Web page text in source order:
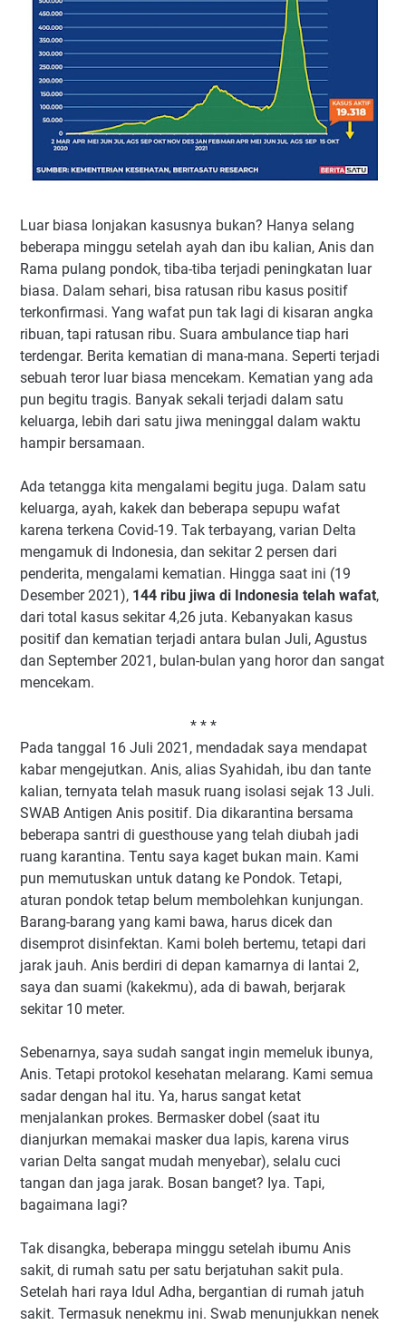
Luar biasa lonjakan kasusnya bukan? Hanya selang
beberapa minggu setelah ayah dan ibu kalian, Anis dan
Rama pulang pondok, tiba-tiba terjadi peningkatan luar
biasa. Dalam sehari, bisa ratusan ribu kasus positif
terkonfirmasi. Yang wafat pun tak lagi di kisaran angka
ribuan, tapi ratusan ribu. Suara ambulance tiap hari
terdengar. Berita kematian di mana-mana. Seperti terjadi
sebuah teror luar biasa mencekam. Kematian yang ada
pun begitu tragis. Banyak sekali terjadi dalam satu
keluarga, lebih dari satu jiwa meninggal dalam waktu
hampir bersamaan.
Ada tetangga kita mengalami begitu juga. Dalam satu
keluarga, ayah, kakek dan beberapa sepupu wafat
karena terkena Covid-19. Tak terbayang, varian Delta
mengamuk di Indonesia, dan sekitar 2 persen dari
penderita, mengalami kematian. Hingga saat ini (19
Desember 2021), 144 ribu jiwa di Indonesia telah wafat,
dari total kasus sekitar 4,26 juta. Kebanyakan kasus
positif dan kematian terjadi antara bulan Juli, Agustus
dan September 2021, bulan-bulan yang horor dan sangat
mencekam.
* * *
Pada tanggal 16 Juli 2021, mendadak saya mendapat
kabar mengejutkan. Anis, alias Syahidah, ibu dan tante
kalian, ternyata telah masuk ruang isolasi sejak 13 Juli.
SWAB Antigen Anis positif. Dia dikarantina bersama
beberapa santri di guesthouse yang telah diubah jadi
ruang karantina. Tentu saya kaget bukan main. Kami
pun memutuskan untuk datang ke Pondok. Tetapi,
aturan pondok tetap belum membolehkan kunjungan.
Barang-barang yang kami bawa, harus dicek dan
disemprot disinfektan. Kami boleh bertemu, tetapi dari
jarak jauh. Anis berdiri di depan kamarnya di lantai 2,
saya dan suami (kakekmu), ada di bawah, berjarak
sekitar 10 meter.
Sebenarnya, saya sudah sangat ingin memeluk ibunya,
Anis. Tetapi protokol kesehatan melarang. Kami semua
sadar dengan hal itu. Ya, harus sangat ketat
menjalankan prokes. Bermasker dobel (saat itu
dianjurkan memakai masker dua lapis, karena virus
varian Delta sangat mudah menyebar), selalu cuci
tangan dan jaga jarak. Bosan banget? Iya. Tapi,
bagaimana lagi?
Tak disangka, beberapa minggu setelah ibumu Anis
sakit, di rumah satu per satu berjatuhan sakit pula.
Setelah hari raya Idul Adha, bergantian di rumah jatuh
sakit. Termasuk nenekmu ini. Swab menunjukkan nenek